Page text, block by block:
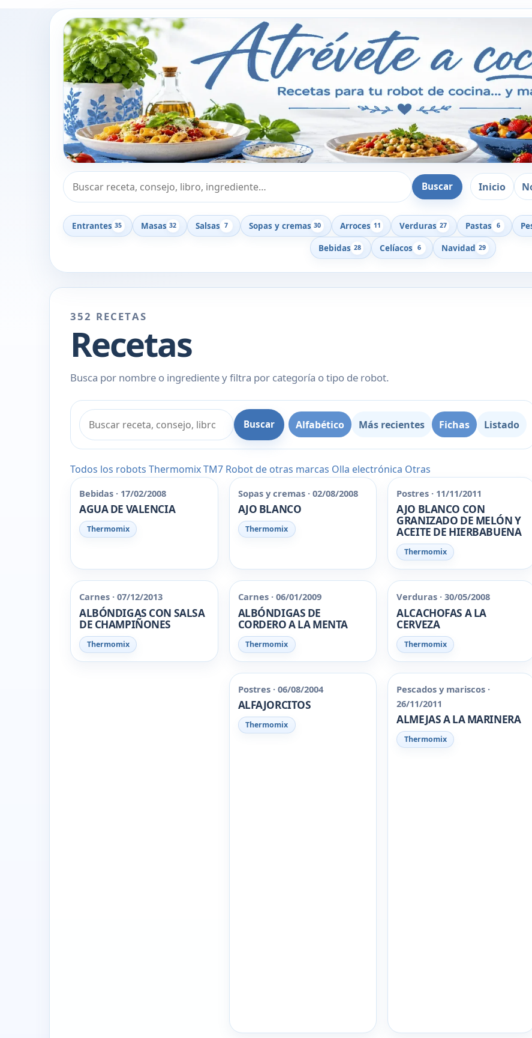
Buscar recetas, consejos o libros
Buscar Inicio
Entrantes 35 Masas 32 Salsas 7 Sopas y cremas 30 Arroces 11 Verduras 27 Pastas 6
Bebidas 28 Celíacos 6 Navidad 29
352 RECETAS
Recetas
Busca por nombre o ingrediente y filtra por categoría o tipo de robot.
Buscar Alfabético Más recientes Fichas Listado
Todos los robots ThermomixTM7 Robot de otras marcas Olla electrónica Otras
Bebidas · 17/02/2008
AGUA DE VALENCIA
Thermomix
Sopas y cremas · 02/08/2008
AJO BLANCO
Thermomix
Postres · 11/11/2011
AJO BLANCO CON
GRANIZADO DE MELÓN Y
ACEITE DE HIERBABUENA
Thermomix
Carnes · 07/12/2013
ALBÓNDIGAS CON SALSA
DE CHAMPIÑONES
Thermomix
Carnes · 06/01/2009
ALBÓNDIGAS DE
CORDERO A LA MENTA
Thermomix
Verduras · 30/05/2008
ALCACHOFAS A LA
CERVEZA
Thermomix
Postres · 06/08/2004
ALFAJORCITOS
Thermomix
Pescados y mariscos ·
26/11/2011
ALMEJAS A LA MARINERA
Thermomix